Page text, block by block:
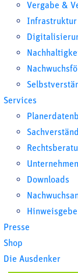
Vergabe &
Infrastruktur
Services
Downloads
Presse
Shop
Die Ausdenker